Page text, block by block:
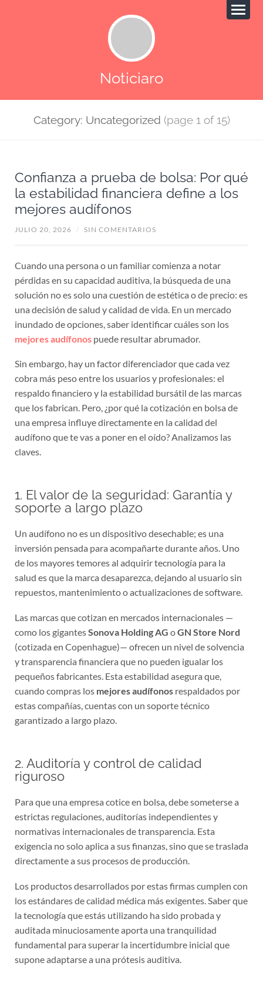
Noticiaro
Category: Uncategorized (page 1 of 15)
Confianza a prueba de bolsa: Por qué
la estabilidad financiera define a los
mejores audífonos
JULIO 20, 2026 / SIN COMENTARIOS
Cuando una persona o un familiar comienza a notar
pérdidas en su capacidad auditiva, la búsqueda de una
solución no es solo una cuestión de estética o de precio: es
una decisión de salud y calidad de vida. En un mercado
inundado de opciones, saber identificar cuáles son los
mejores audífonospuede resultar abrumador.
Sin embargo, hay un factor diferenciador que cada vez
cobra más peso entre los usuarios y profesionales: el
respaldo financiero y la estabilidad bursátil de las marcas
que los fabrican. Pero, ¿por qué la cotización en bolsa de
una empresa influye directamente en la calidad del
audífono que te vas a poner en el oído? Analizamos las
claves.
1. El valor de la seguridad: Garantía y
soporte a largo plazo
Un audífono no es un dispositivo desechable; es una
inversión pensada para acompañarte durante años. Uno
de los mayores temores al adquirir tecnología para la
salud es que la marca desaparezca, dejando al usuario sin
repuestos, mantenimiento o actualizaciones de software.
Las marcas que cotizan en mercados internacionales —
como los gigantesSonova Holding AG oGN Store Nord
(cotizada en Copenhague)— ofrecen un nivel de solvencia
y transparencia financiera que no pueden igualar los
pequeños fabricantes. Esta estabilidad asegura que,
cuando compras los mejores audífonosrespaldados por
estas compañías, cuentas con un soporte técnico
garantizado a largo plazo.
2. Auditoría y control de calidad
riguroso
Para que una empresa cotice en bolsa, debe someterse a
estrictas regulaciones, auditorías independientes y
normativas internacionales de transparencia. Esta
exigencia no solo aplica a sus finanzas, sino que se traslada
directamente a sus procesos de producción.
Los productos desarrollados por estas firmas cumplen con
los estándares de calidad médica más exigentes. Saber que
la tecnología que estás utilizando ha sido probada y
auditada minuciosamente aporta una tranquilidad
fundamental para superar la incertidumbre inicial que
supone adaptarse a una prótesis auditiva.